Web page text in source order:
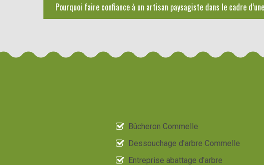
Pourquoi faire confiance à un artisan paysagiste dans le cadre
Bûcheron Commelle
Dessouchage d'arbre Commelle
Entreprise abattage d'arbre